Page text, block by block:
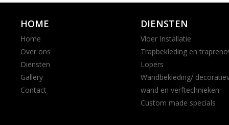
HOME
Home
Over ons
Diensten
Gallery
Contact
DIENSTEN
Vloer Installatie
Trapbekleding en
Lopers
Wandbekleding/
wand en verftechnieken
Custom made specials